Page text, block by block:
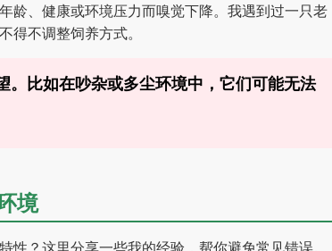
龄、健康或环境压力而嗅觉下降。我遇到过一只老
得不调整饲养方式。
。比如在吵杂或多尘环境中，它们可能无法
境
？这里分享一些我的经验，帮你避免常见错误。